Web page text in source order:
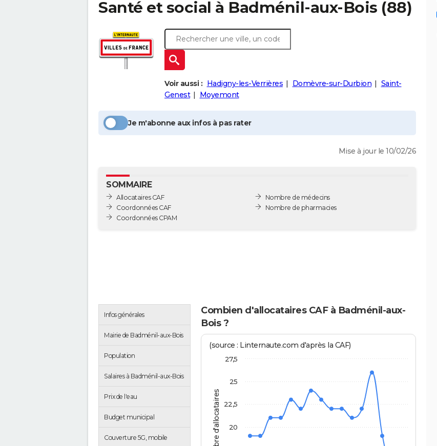
Santé et social à Badménil-aux-Bois (88)
Voir aussi : Hadigny-les-Verrières Domèvre-sur-Durbion
Saint-
Genest
Moyemont
Je m'abonne aux infos à pas rater
Mise à jour le 10/02/26
SOMMAIRE
Allocataires CAF
Coordonnées CAF
Coordonnées CPAM
Nombre de médecins
Nombre de pharmacies
Infos générales
Mairie de Badménil-aux-Bois
Population
Salaires à Badménil-aux-Bois
Prix de l'eau
Budget municipal
Couverture 5G, mobile
Combien d'allocataires CAF à Badménil-aux-
Bois ?
Nombre d'allocataires
(source : Linternaute.com d'après la CAF)
20
22,5
25
27,5